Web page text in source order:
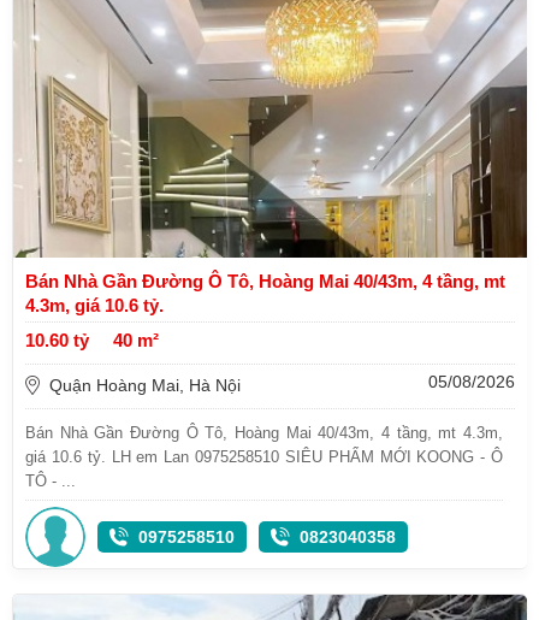
Bán Nhà Gần Đường Ô Tô, Hoàng Mai 40/43m, 4 tầng, mt
4.3m, giá 10.6 tỷ.
10.60 tỷ
40 m²
Quận Hoàng Mai, Hà Nội 05/08/2026
Bán Nhà Gần Đường Ô Tô, Hoàng Mai 40/43m, 4 tầng, mt 4.3m,
giá 10.6 tỷ. LH em Lan 0975258510 SIÊU PHẨM MỚI KOONG - Ô
TÔ - ...
0975258510 0823040358